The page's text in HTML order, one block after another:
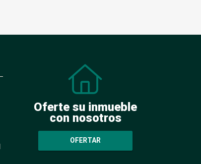
Oferte su inmueble
con nosotros
OFERTAR